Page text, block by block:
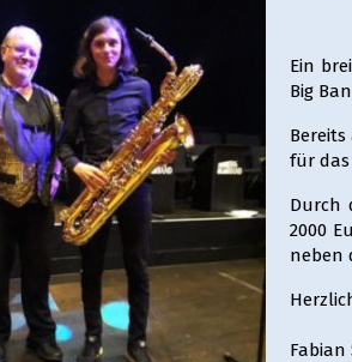
Ein
Big
für
Durch
2000
neben